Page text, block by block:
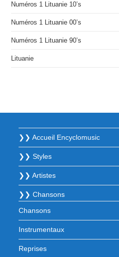
Numéros 1 Lituanie 10’s
Numéros 1 Lituanie 00’s
Numéros 1 Lituanie 90’s
Lituanie
❯❯ Accueil Encyclomusic
❯❯ Styles
❯❯ Artistes
❯❯ Chansons
Chansons
Instrumentaux
Reprises